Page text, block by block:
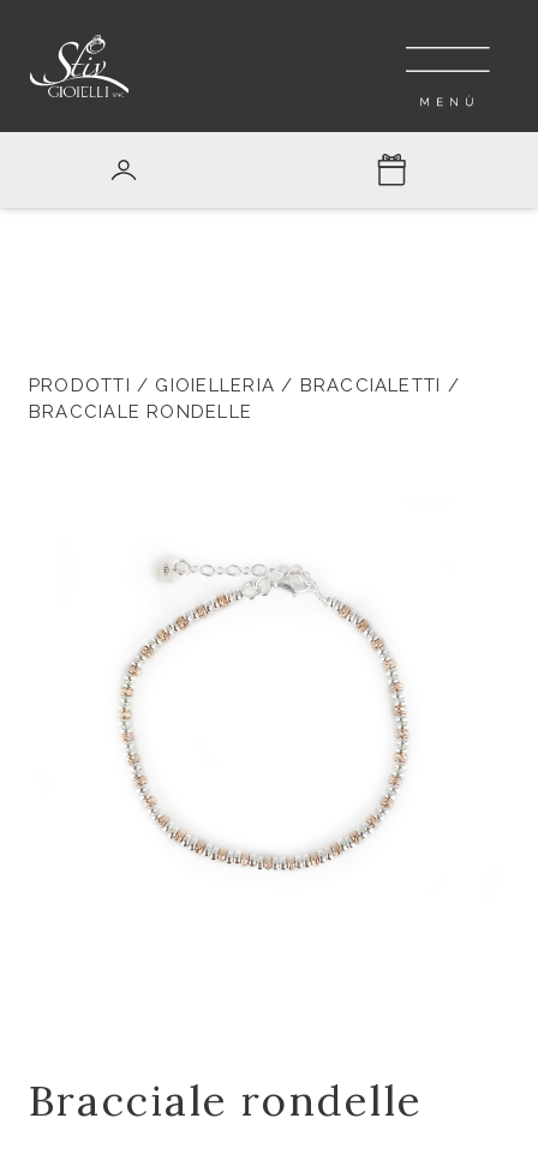
PRODOTTI / GIOIELLERIA / BRACCIALETTI /
BRACCIALE RONDELLE
Bracciale rondelle